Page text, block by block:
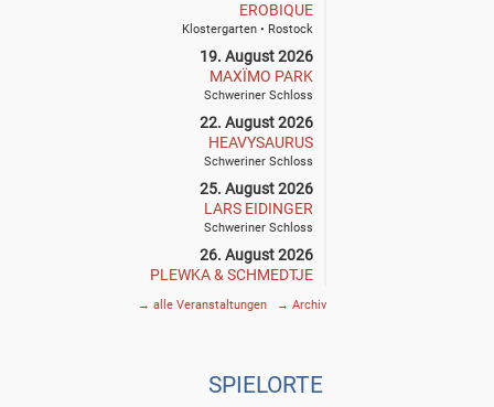
EROBIQUE
Klostergarten • Rostock
19. August 2026
MAXÏMO PARK
Schweriner Schloss
22. August 2026
HEAVYSAURUS
Schweriner Schloss
25. August 2026
LARS EIDINGER
Schweriner Schloss
26. August 2026
PLEWKA & SCHMEDTJE
29. August 2026
→ alle Veranstaltungen → Archiv
SPIELORTE